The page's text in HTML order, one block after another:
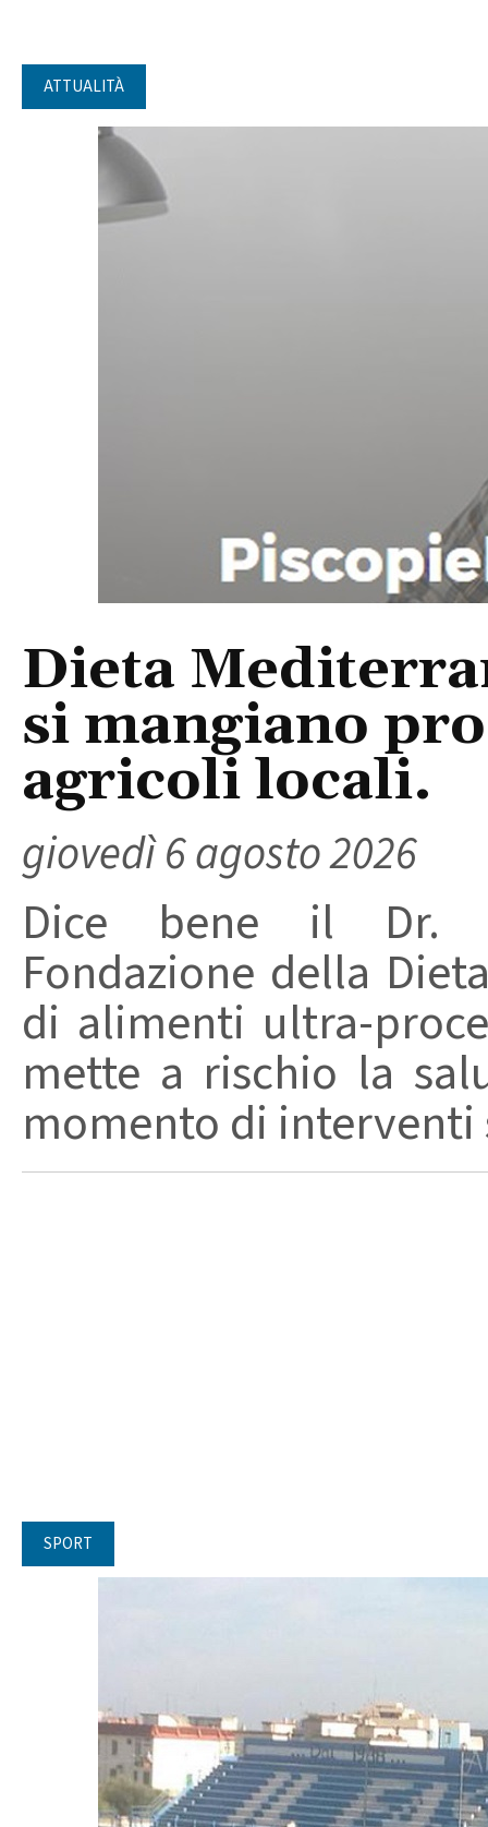
ATTUALITÀ
Dieta
si mangiano
agricoli locali.
giovedì 6 agosto 2026
Dice bene il Dr.
Fondazione della
di alimenti ultra-
mette a rischio la
momento di
SPORT